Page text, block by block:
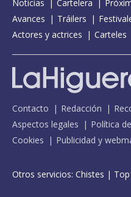
Noticias Cartelera
Avances
Tráilers
Actores y actrices
Carteles
Contacto Redacción
Aspectos legales
Política
Cookies
Publicidad y
Otros servicios: Chistes |